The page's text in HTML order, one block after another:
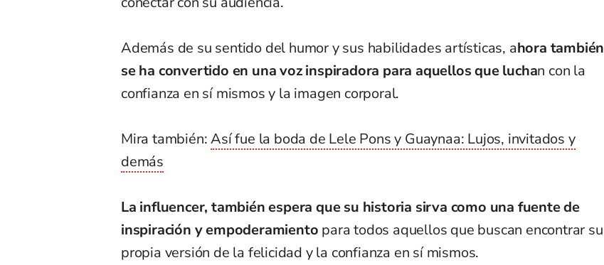
Además de su sentido del humor y sus habilidades artísticas, ahora también
se ha convertido en una voz inspiradora para aquellos que luchan con la
confianza en sí mismos y la imagen corporal.
Mira también:Así fue la boda de Lele Pons y Guaynaa: Lujos, invitados y
demás
La influencer, también espera que su historia sirva como una fuente de
inspiración y empoderamiento para todos aquellos que buscan encontrar su
propia versión de la felicidad y la confianza en sí mismos.